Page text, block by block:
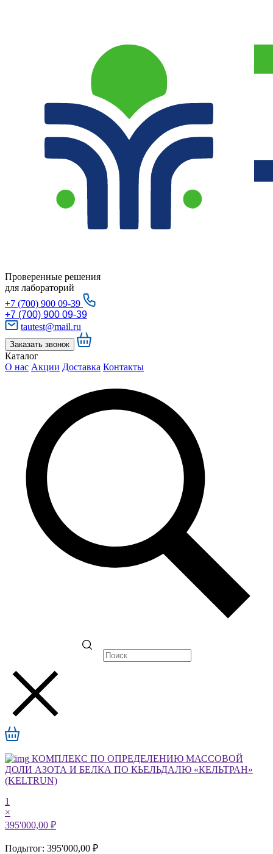
Проверенные решения
для лабораторий
+7 (700) 900 09-39
+7 (700) 900 09-39
tautest@mail.ru
Заказать звонок
Каталог
О нас Акции Доставка Контакты
КОМПЛЕКС ПО ОПРЕДЕЛЕНИЮ МАССОВОЙ
ДОЛИ АЗОТА И БЕЛКА ПО КЬЕЛЬДАЛЮ «КЕЛЬТРАН»
(KELTRUN)
1
×
395'000,00 ₽
Подытог: 395'000,00 ₽